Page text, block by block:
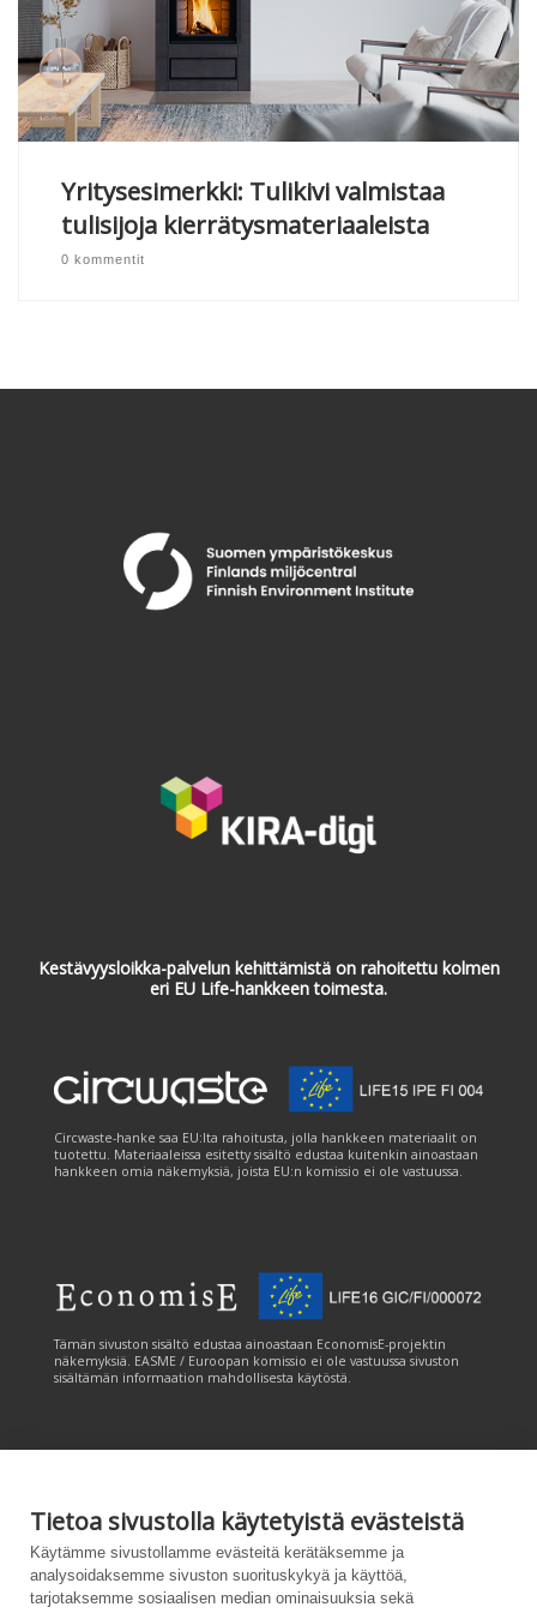
Tietoa sivustolla käytetyistä evästeistä
Käytämme sivustollamme evästeitä kerätäksemme ja
analysoidaksemme sivuston suorituskykyä ja käyttöä,
tarjotaksemme sosiaalisen median ominaisuuksia sekä
Yritysesimerkki: Tulikivi valmistaa
tulisijoja kierrätysmateriaaleista
0 kommentit
Kestävyysloikka-palvelun kehittämistä on rahoitettu kolmen
eri EU Life-hankkeen toimesta.
Circwaste-hanke saa EU:lta rahoitusta, jolla hankkeen materiaalit on
tuotettu. Materiaaleissa esitetty sisältö edustaa kuitenkin ainoastaan
hankkeen omia näkemyksiä, joista EU:n komissio ei ole vastuussa.
Tämän sivuston sisältö edustaa ainoastaan EconomisE-projektin
näkemyksiä. EASME / Euroopan komissio ei ole vastuussa sivuston
sisältämän informaation mahdollisesta käytöstä.
Tämän sivuston tuottamiseen on saatu rahoitusta Euroopan unionin
LIFE-ohjelmasta. Tämän sivuston sisältö edustaa ainoastaan
CANEMURE-hankkeen näkemyksiä ja EASME/EU:n komissio ei ole
vastuussa sivuston sisältämän informaation mahdollisesta käytöstä.